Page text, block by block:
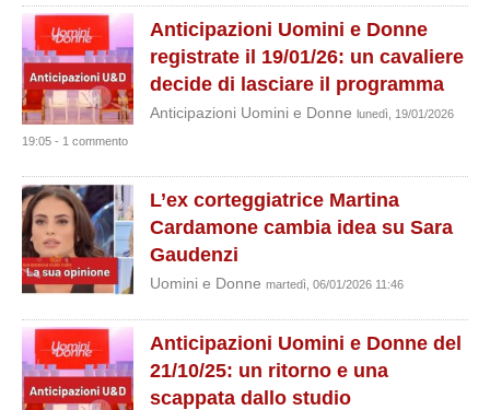
Anticipazioni Uomini e Donne
registrate il 19/01/26: un cavaliere
decide di lasciare il programma
Anticipazioni Uomini e Donne lunedì, 19/01/2026
19:05 - 1 commento
L’ex corteggiatrice Martina
Cardamone cambia idea su Sara
Gaudenzi
Uomini e Donne martedì, 06/01/2026 11:46
Anticipazioni Uomini e Donne del
21/10/25: un ritorno e una
scappata dallo studio